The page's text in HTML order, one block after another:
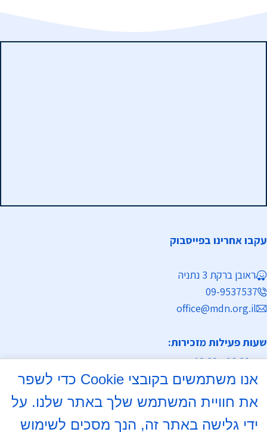
עקבו אחרינו בפייסבוק
ראובן ברקת 3 נתניה
09-9537537
office@mdn.org.il
שעות פעילות מזכירות:
א-ה 08:30 - 12:30
א, ד 16:00- 18:00
אנו משתמשים בקובצי Cookie כדי לשפר
את חוויית המשתמש שלך באתר שלנו. על
ידי גלישה באתר זה, הנך מסכים לשימוש